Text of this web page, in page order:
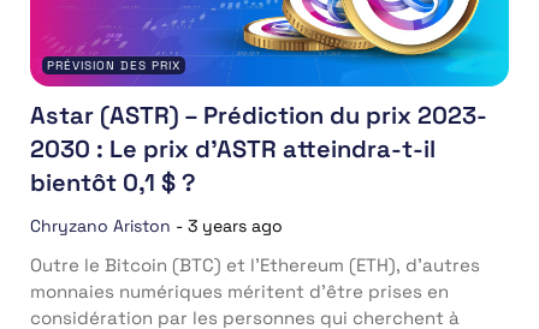
PRÉVISION DES PRIX
Astar (ASTR) – Prédiction du prix 2023-
2030 : Le prix d’ASTR atteindra-t-il
bientôt 0,1 $ ?
Chryzano Ariston - 3 years ago
Outre le Bitcoin (BTC) et l’Ethereum (ETH), d’autres
monnaies numériques méritent d’être prises en
considération par les personnes qui cherchent à